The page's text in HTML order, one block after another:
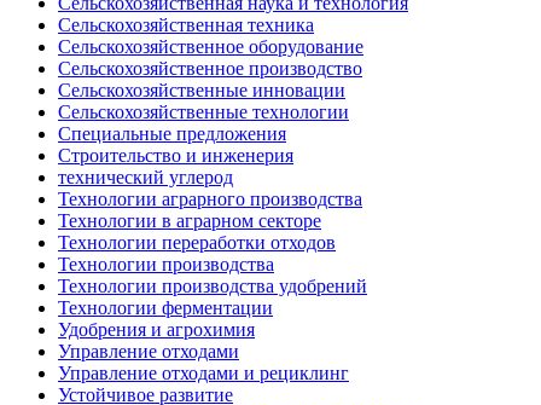
Сельскохозяйственная техника
Сельскохозяйственное оборудование
Сельскохозяйственное производство
Сельскохозяйственные инновации
Сельскохозяйственные технологии
Специальные предложения
Строительство и инженерия
технический углерод
Технологии аграрного производства
Технологии в аграрном секторе
Технологии переработки отходов
Технологии производства
Технологии производства удобрений
Технологии ферментации
Удобрения и агрохимия
Управление отходами
Управление отходами и рециклинг
Устойчивое развитие